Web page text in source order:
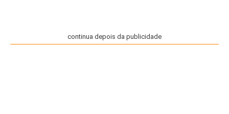
continua depois da publicidade